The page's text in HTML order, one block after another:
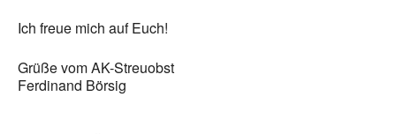
Ich freue mich auf Euch!
Grüße vom AK-Streuobst
Ferdinand Börsig